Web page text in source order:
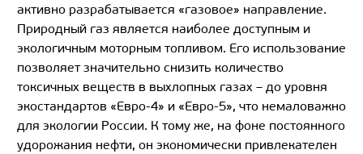
активно разрабатывается «газовое» направление.
Природный газ является наиболее доступным и
экологичным моторным топливом. Его использование
позволяет значительно снизить количество
токсичных веществ в выхлопных газах – до уровня
экостандартов «Евро-4» и «Евро-5», что немаловажно
для экологии России. К тому же, на фоне постоянного
удорожания нефти, он экономически привлекателен